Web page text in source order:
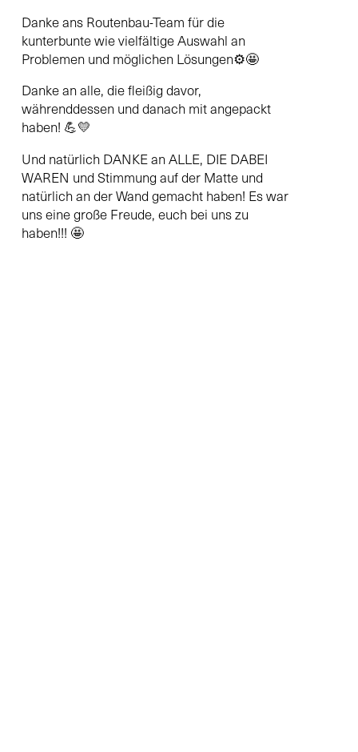
Danke ans Routenbau-Team für die
kunterbunte wie vielfältige Auswahl an
Problemen und möglichen Lösungen⚙️🤩
Danke an alle, die fleißig davor,
währenddessen und danach mit angepackt
haben! 💪💛
Und natürlich DANKE an ALLE, DIE DABEI
WAREN und Stimmung auf der Matte und
natürlich an der Wand gemacht haben! Es war
uns eine große Freude, euch bei uns zu
haben!!! 🤩